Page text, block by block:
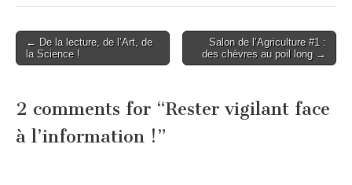
Post
navigation
← De la lecture, de l’Art, de
la Science !
Salon de l’Agriculture #1 :
des chèvres au poil long →
2 comments for “Rester vigilant face
à l’information !”